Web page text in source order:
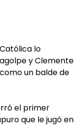
lo
y Clemente
un balde de
el primer
que le jugó en